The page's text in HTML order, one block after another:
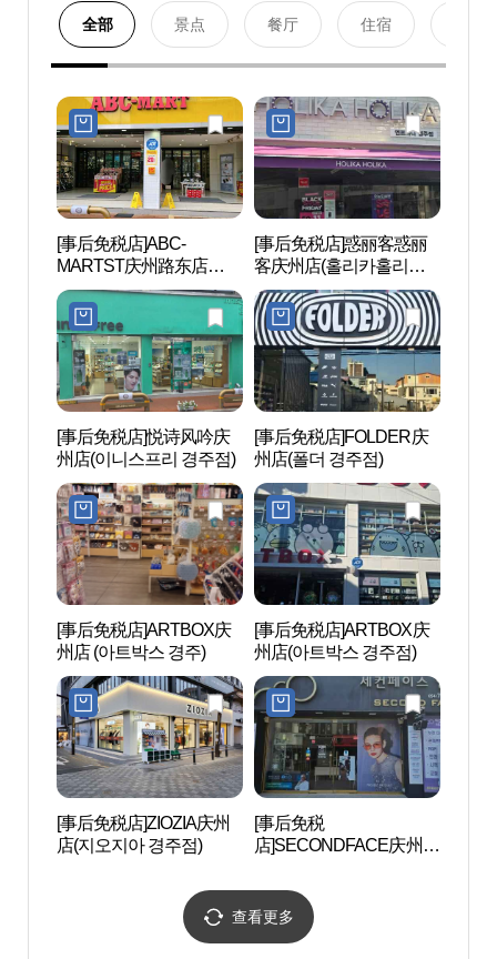
全部 景点 餐厅 住宿
[事后免税店]ABC-
MARTST庆州路东店
(ABC마트 ST 경주노동
점)
[事后免税店]惑丽客惑丽
客庆州店(홀리카홀리카
경주점)
[事后免税店]悦诗风吟庆
州店(이니스프리 경주점)
[事后免税店]FOLDER庆
州店(폴더 경주점)
[事后免税店]ARTBOX庆
州店 (아트박스 경주)
[事后免税店]ARTBOX庆
州店(아트박스 경주점)
[事后免税店]ZIOZIA庆州
店(지오지아 경주점)
[事后免税
店]SECONDFACE庆州中
앙점)
查看更多